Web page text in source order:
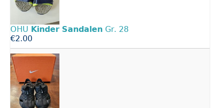
OHU Kinder Sandalen Gr. 28
€2.00